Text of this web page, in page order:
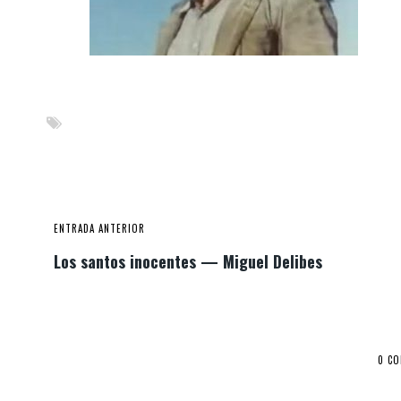
ENTRADA ANTERIOR
Los santos inocentes — Miguel Delibes
0